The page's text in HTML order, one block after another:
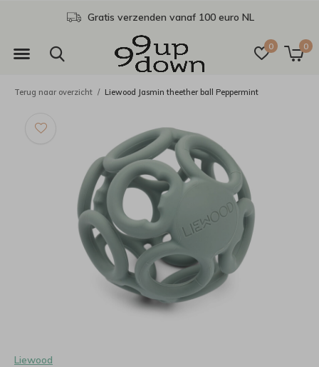
0 0
Gratis verzenden vanaf 100 euro NL
Terug naar overzicht Liewood Jasmin theether ball Peppermint
Liewood